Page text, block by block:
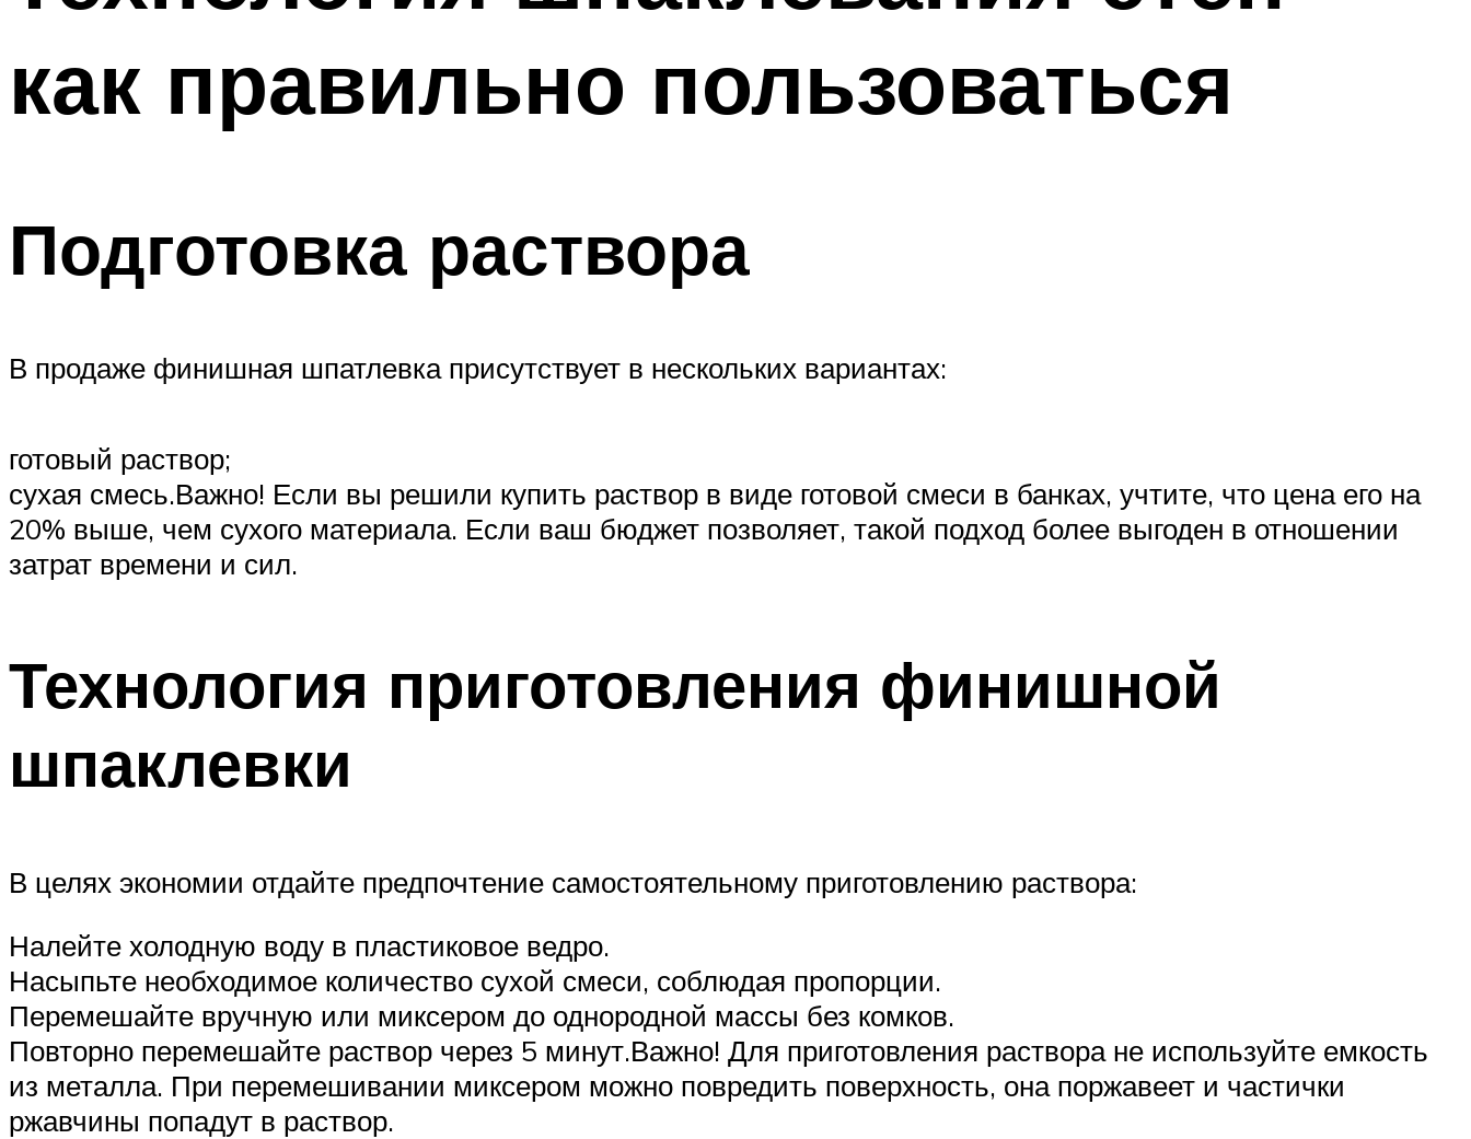
как правильно пользоваться
Подготовка раствора
В продаже финишная шпатлевка присутствует в нескольких вариантах:
готовый раствор;
сухая смесь.Важно! Если вы решили купить раствор в виде готовой смеси в банках, учтите, что цена его на
20% выше, чем сухого материала. Если ваш бюджет позволяет, такой подход более выгоден в отношении
затрат времени и сил.
Технология приготовления финишной
шпаклевки
В целях экономии отдайте предпочтение самостоятельному приготовлению раствора:
Налейте холодную воду в пластиковое ведро.
Насыпьте необходимое количество сухой смеси, соблюдая пропорции.
Перемешайте вручную или миксером до однородной массы без комков.
Повторно перемешайте раствор через 5 минут.Важно! Для приготовления раствора не используйте емкость
из металла. При перемешивании миксером можно повредить поверхность, она поржавеет и частички
ржавчины попадут в раствор.